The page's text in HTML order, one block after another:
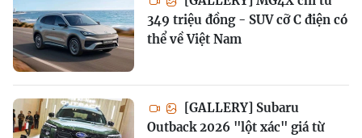
349 triệu đồng - SUV cỡ C điện có
thể về Việt Nam
[GALLERY] Subaru
Outback 2026 "lột xác" giá từ